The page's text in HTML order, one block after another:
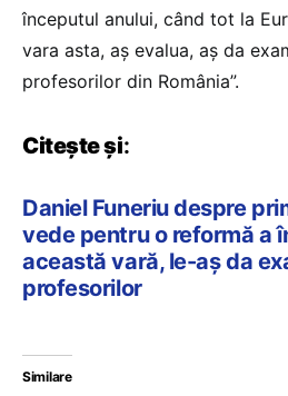
începutul anului, când tot la
vara asta, aș evalua, aș da
profesorilor din România”.
Citește și:
Daniel Funeriu despre
vede pentru o reformă a
această vară, le-aș da
profesorilor
Similare